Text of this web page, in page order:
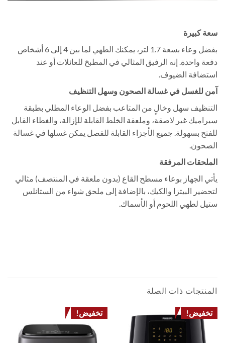
سعة كبيرة
بفضل وعاء بسعة 1.7 لتر، يمكنك الطهي لما بين 4 إلى 6 أشخاص
دفعة واحدة. إنه الرفيق المثالي في المطبخ للعائلات أو عند
استضافة الضيوف.
آمن للغسل في غسالة الصحون وسهل التنظيف
التنظيف سهل وخالٍ من المتاعب بفضل الوعاء المطلي بطبقة
سيراميك غير لاصقة، وملعقة الخلط القابلة للإزالة، والغطاء القابل
للفتح بسهولة. جميع الأجزاء القابلة للفصل يمكن غسلها في غسالة
الصحون.
الملحقات المرفقة
يأتي الجهاز بوعاء مسطح القاع (بدون ملعقة في المنتصف) مثالي
لتحضير البيتزا والكيك، بالإضافة إلى ملحق شواء من الستانلس
ستيل لطهي اللحوم أو الأسماك.
المنتجات ذات الصلة
تخفيض! تخفيض!